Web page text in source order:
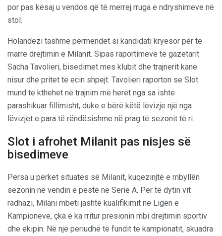
por pas kësaj u vendos që të merrej rruga e ndryshimeve në
stol.
Holandezi tashmë përmendet si kandidati kryesor për të
marrë drejtimin e Milanit. Sipas raportimeve të gazetarit
Sacha Tavolieri, bisedimet mes klubit dhe trajnerit kanë
nisur dhe pritet të ecin shpejt. Tavolieri raporton se Slot
mund të kthehet në trajnim më herët nga sa ishte
parashikuar fillimisht, duke e bërë këtë lëvizje një nga
lëvizjet e para të rëndësishme në prag të sezonit të ri.
Slot i afrohet Milanit pas nisjes së
bisedimeve
Përsa u përket situatës së Milanit, kuqezinjtë e mbyllën
sezonin në vendin e pestë në Serie A. Për të dytin vit
radhazi, Milani mbeti jashtë kualifikimit në Ligën e
Kampionëve, çka e ka rritur presionin mbi drejtimin sportiv
dhe ekipin. Në një periudhë të fundit të kampionatit, skuadra